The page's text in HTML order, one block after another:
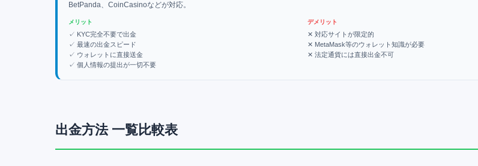
BetPanda、CoinCasinoなどが対応。
メリット
✓ KYC完全不要で出金
✓ 最速の出金スピード
✓ ウォレットに直接送金
✓ 個人情報の提出が一切不要
デメリット
✕ 対応サイトが限定的
✕ MetaMask等のウォレット知識が必要
✕ 法定通貨には直接出金不可
出金方法 一覧比較表